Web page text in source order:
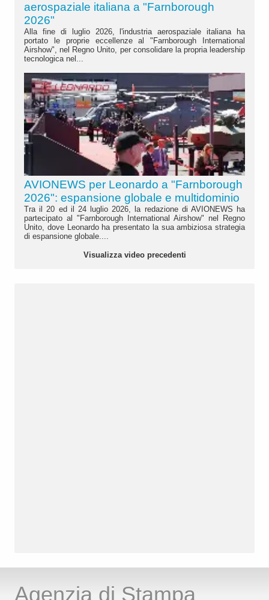
aerospaziale italiana a "Farnborough
2026"
Alla fine di luglio 2026, l'industria aerospaziale italiana ha
portato le proprie eccellenze al "Farnborough International
Airshow", nel Regno Unito, per consolidare la propria leadership
tecnologica nel...
AVIONEWS per Leonardo a "Farnborough
2026": espansione globale e multidominio
Tra il 20 ed il 24 luglio 2026, la redazione di AVIONEWS ha
partecipato al "Farnborough International Airshow" nel Regno
Unito, dove Leonardo ha presentato la sua ambiziosa strategia
di espansione globale....
Visualizza video precedenti
Agenzia di Stampa